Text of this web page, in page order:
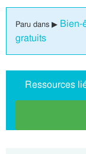
Paru dans ▶ Bien-
gratuits
Ressources